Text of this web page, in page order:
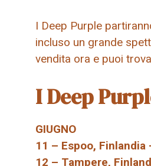
I Deep Purple
incluso un grande
vendita ora e puoi
I Deep
GIUGNO
11 – Espoo,
12 – Tampere,